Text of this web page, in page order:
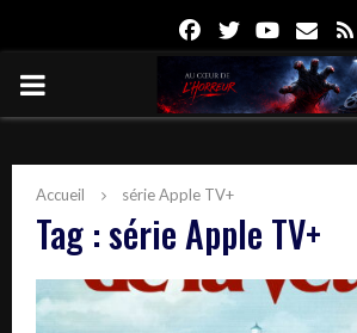
FacebookTwitterYoutube
Email
PRIMARY
Accueil série Apple TV+
Tag : série Apple TV+